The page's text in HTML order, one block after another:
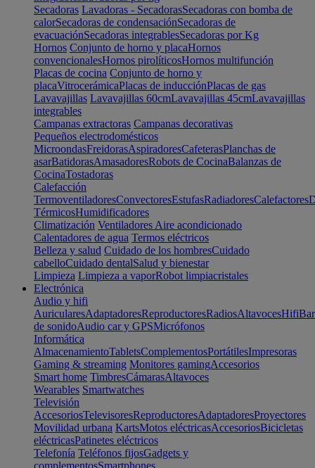
Secadoras Lavadoras - SecadorasSecadoras con bomba de
calorSecadoras de condensaciónSecadoras de
evacuaciónSecadoras integrablesSecadoras por Kg
Hornos Conjunto de horno y placaHornos
convencionalesHornos pirolíticosHornos multifunción
Placas de cocina Conjunto de horno y
placaVitrocerámicaPlacas de inducciónPlacas de gas
Lavavajillas Lavavajillas 60cmLavavajillas 45cmLavavajillas
integrables
Campanas extractoras Campanas decorativas
Pequeños electrodomésticos
MicroondasFreidorasAspiradoresCafeterasPlanchas de
asarBatidorasAmasadoresRobots de CocinaBalanzas de
CocinaTostadoras
Calefacción
TermoventiladoresConvectoresEstufasRadiadoresCalefactores
TérmicosHumidificadores
Climatización Ventiladores Aire acondicionado
Calentadores de agua Termos eléctricos
Belleza y salud Cuidado de los hombresCuidado
cabelloCuidado dentalSalud y bienestar
Limpieza Limpieza a vaporRobot limpiacristales
Electrónica
Audio y hifi
AuricularesAdaptadoresReproductoresRadiosAltavocesHifi
de sonidoAudio car y GPSMicrófonos
Informática
AlmacenamientoTabletsComplementosPortátilesImpresoras
Gaming & streaming Monitores gamingAccesorios
Smart home TimbresCámarasAltavoces
Wearables Smartwatches
Televisión
AccesoriosTelevisoresReproductoresAdaptadoresProyectores
Movilidad urbana KartsMotos eléctricasAccesoriosBicicletas
eléctricasPatinetes eléctricos
Telefonía Teléfonos fijosGadgets y
complementosSmartphones